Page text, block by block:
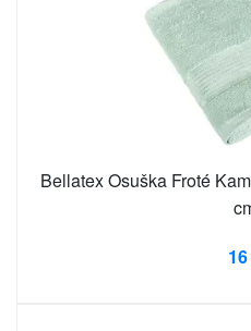
Bellatex Osuška Froté